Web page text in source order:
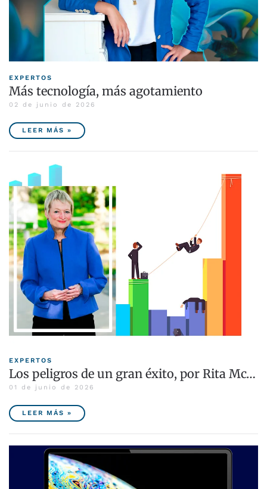
EXPERTOS
Más tecnología, más agotamiento
02 de junio de 2026
LEER MÁS »
EXPERTOS
Los peligros de un gran éxito, por Rita Mc…
01 de junio de 2026
LEER MÁS »